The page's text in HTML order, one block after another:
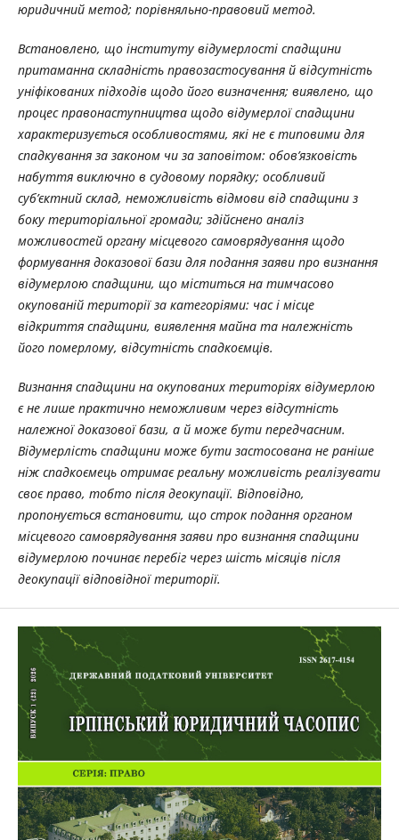
юридичний метод; порівняльно-правовий метод.
Встановлено, що інституту відумерлості спадщини
притаманна складність правозастосування й відсутність
уніфікованих підходів щодо його визначення; виявлено, що
процес правонаступництва щодо відумерлої спадщини
характеризується особливостями, які не є типовими для
спадкування за законом чи за заповітом: обов’язковість
набуття виключно в судовому порядку; особливий
суб’єктний склад, неможливість відмови від спадщини з
боку територіальної громади; здійснено аналіз
можливостей органу місцевого самоврядування щодо
формування доказової бази для подання заяви про визнання
відумерлою спадщини, що міститься на тимчасово
окупованій території за категоріями: час і місце
відкриття спадщини, виявлення майна та належність
його померлому, відсутність спадкоємців.
Визнання спадщини на окупованих територіях відумерлою
є не лише практично неможливим через відсутність
належної доказової бази, а й може бути передчасним.
Відумерлість спадщини може бути застосована не раніше
ніж спадкоємець отримає реальну можливість реалізувати
своє право, тобто після деокупації. Відповідно,
пропонується встановити, що строк подання органом
місцевого самоврядування заяви про визнання спадщини
відумерлою починає перебіг через шість місяців після
деокупації відповідної території.